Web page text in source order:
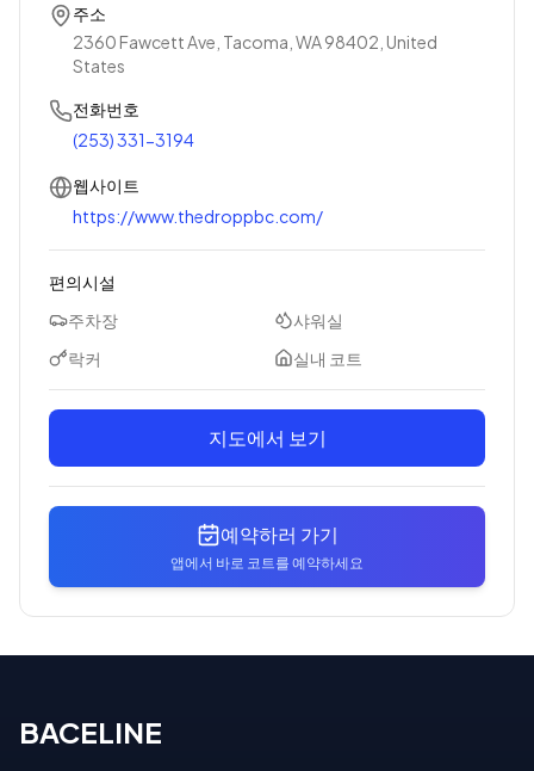
주소
2360 Fawcett Ave, Tacoma, WA 98402, United
States
전화번호
(253) 331-3194
웹사이트
https://www.thedroppbc.com/
편의시설
주차장
샤워실
락커
실내 코트
지도에서 보기
예약하러 가기
앱에서 바로 코트를 예약하세요
BACELINE